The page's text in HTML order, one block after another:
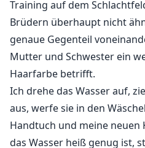
Training auf dem
Brüdern überhaupt nicht
genaue Gegenteil
Mutter und Schwester ein
Haarfarbe betrifft.
Ich drehe das Wasser auf,
aus, werfe sie in den
Handtuch und meine neuen
das Wasser heiß genug ist,